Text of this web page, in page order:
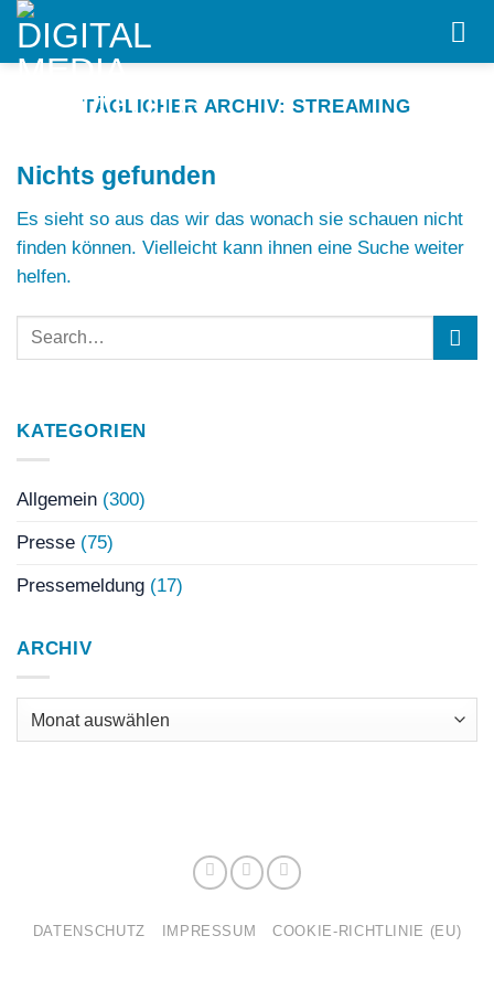
Skip
content
TÄGLICHER ARCHIV:STREAMING
Nichts gefunden
Es sieht so aus das wir das wonach sie schauen nicht
finden können. Vielleicht kann ihnen eine Suche weiter
helfen.
KATEGORIEN
Allgemein (300)
Presse (75)
Pressemeldung (17)
ARCHIV
Archiv
DATENSCHUTZ IMPRESSUM COOKIE-RICHTLINIE (EU)